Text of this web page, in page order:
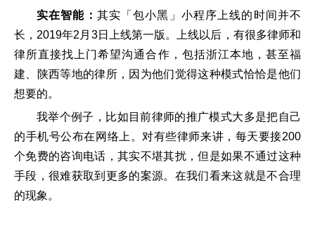
实在智能： 其实「包小黑」小程序上线的时间并不
长，2019年2月3日上线第一版。上线以后，有很多律师和
律所直接找上门希望沟通合作，包括浙江本地，甚至福
建、陕西等地的律所，因为他们觉得这种模式恰恰是他们
想要的。
我举个例子，比如目前律师的推广模式大多是把自己
的手机号公布在网络上。对有些律师来讲，每天要接200
个免费的咨询电话，其实不堪其扰，但是如果不通过这种
手段，很难获取到更多的案源。在我们看来这就是不合理
的现象。